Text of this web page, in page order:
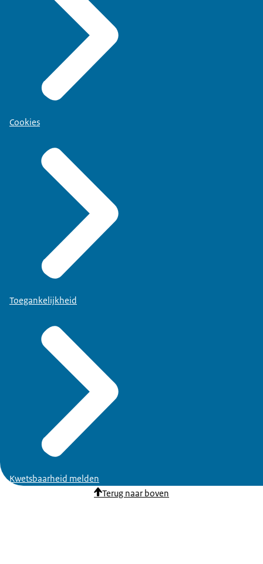
Cookies
Toegankelijkheid
Kwetsbaarheid melden
Terug naar boven